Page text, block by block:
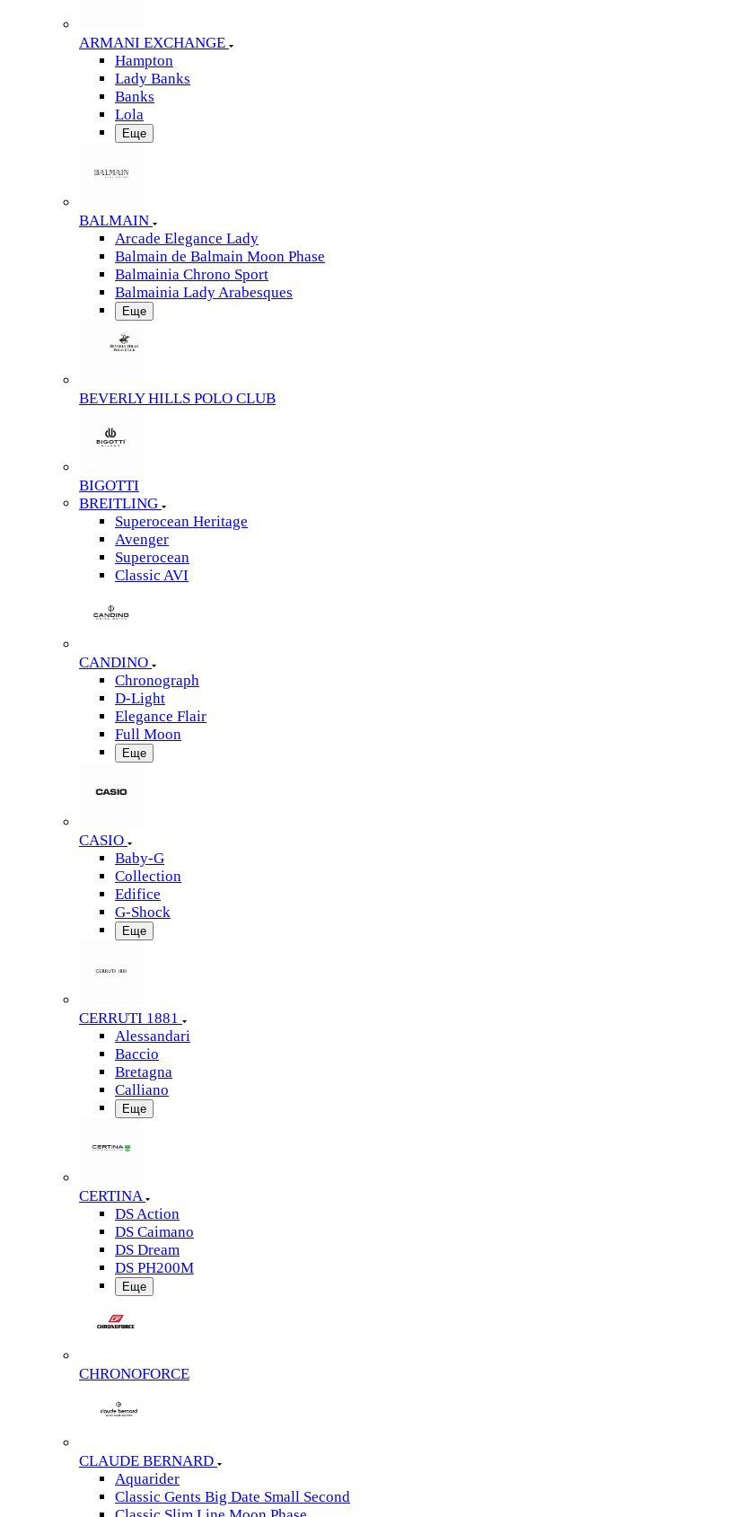
ARMANI EXCHANGE
Hampton
Lady Banks
Banks
Lola
Еще
BALMAIN
Arcade Elegance Lady
Balmain de Balmain Moon Phase
Balmainia Chrono Sport
Balmainia Lady Arabesques
Еще
BEVERLY HILLS POLO CLUB
BIGOTTI
BREITLING
Superocean Heritage
Avenger
Superocean
Classic AVI
CANDINO
Chronograph
D-Light
Elegance Flair
Full Moon
Еще
CASIO
Baby-G
Collection
Edifice
G-Shock
Еще
CERRUTI 1881
Alessandari
Baccio
Bretagna
Calliano
Еще
CERTINA
DS Action
DS Caimano
DS Dream
DS PH200M
Еще
CHRONOFORCE
CLAUDE BERNARD
Aquarider
Classic Gents Big Date Small Second